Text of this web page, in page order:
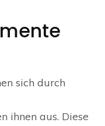
sich durch
ihnen aus. Diese